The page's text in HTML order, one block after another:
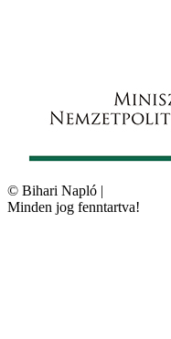
© Bihari Napló |
Minden jog fenntartva!